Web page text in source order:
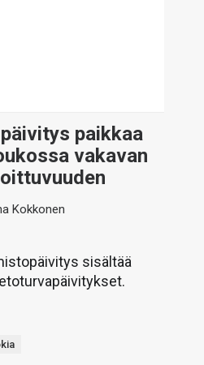
paikkaa
vakavan
Kokkonen
sisältää